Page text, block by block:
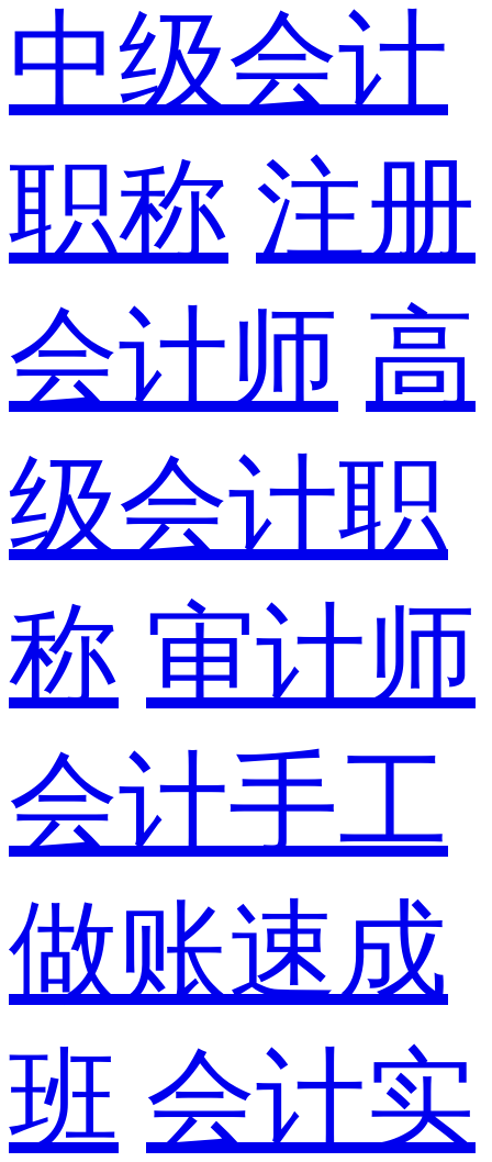
中级会计
职称 注册
会计师 高
级会计职
称 审计师
会计手工
做账速成
班 会计实